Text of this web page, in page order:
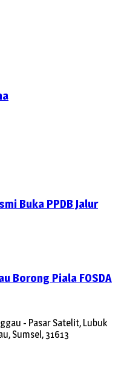
Buka PPDB Jalur
Borong Piala FOSDA
- Pasar Satelit, Lubuk
Sumsel, 31613